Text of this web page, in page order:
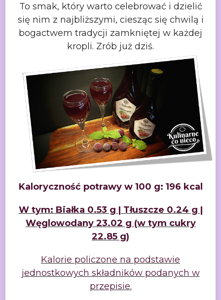
To smak, który warto celebrować i dzielić
się nim z najbliższymi, ciesząc się chwilą i
bogactwem tradycji zamkniętej w każdej
kropli. Zrób już dziś.
Kaloryczność potrawy w 100 g: 196 kcal
W tym: Białka 0.53 g | Tłuszcze 0.24 g |
Węglowodany 23.02 g (w tym cukry
22.85 g)
Kalorie policzone na podstawie
jednostkowych składników podanych w
przepisie.